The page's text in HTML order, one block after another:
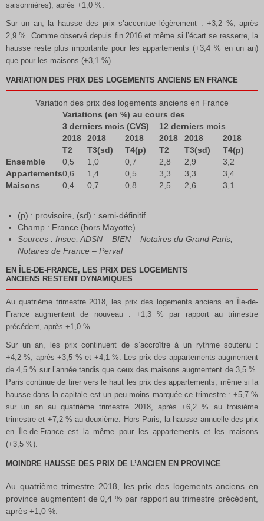
saisonnières), après +1,0 %.
Sur un an, la hausse des prix s’accentue légèrement : +3,2 %, après
2,9 %. Comme observé depuis fin 2016 et même si l’écart se resserre, la
hausse reste plus importante pour les appartements (+3,4 % en un an)
que pour les maisons (+3,1 %).
VARIATION DES PRIX DES LOGEMENTS ANCIENS EN FRANCE
Variation des prix des logements anciens en France
Variations (en %) au cours des
3 derniers mois (CVS)
12 derniers mois
2018
T2
2018
T3(sd)
2018
T4(p)
2018
T2
2018
T3(sd)
2018
T4(p)
Ensemble
0,5 1,0 0,7 2,8 2,9
3,2
Appartements0,6 1,4 0,5 3,3 3,3
3,4
Maisons
0,4 0,7 0,8 2,5 2,6 3,1
(p) : provisoire, (sd) : semi-définitif
Champ : France (hors Mayotte)
Sources : Insee, ADSN – BIEN – Notaires du Grand Paris,
Notaires de France – Perval
EN ÎLE-DE-FRANCE, LES PRIX DES LOGEMENTS
ANCIENS RESTENT DYNAMIQUES
Au quatrième trimestre 2018, les prix des logements anciens en Île-de-
France augmentent de nouveau : +1,3 % par rapport au trimestre
précédent, après +1,0 %.
Sur un an, les prix continuent de s’accroître à un rythme soutenu :
+4,2 %, après +3,5 % et +4,1 %. Les prix des appartements augmentent
de 4,5 % sur l’année tandis que ceux des maisons augmentent de 3,5 %.
Paris continue de tirer vers le haut les prix des appartements, même si la
hausse dans la capitale est un peu moins marquée ce trimestre : +5,7 %
sur un an au quatrième trimestre 2018, après +6,2 % au troisième
trimestre et +7,2 % au deuxième. Hors Paris, la hausse annuelle des prix
en Île-de-France est la même pour les appartements et les maisons
(+3,5 %).
MOINDRE HAUSSE DES PRIX DE L’ANCIEN EN PROVINCE
Au quatrième trimestre 2018, les prix des logements anciens en
province augmentent de 0,4 % par rapport au trimestre précédent,
après +1,0 %.